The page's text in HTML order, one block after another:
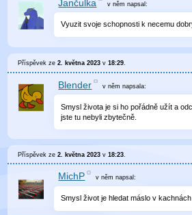
Jančulka v němnapsal:
Vyuzit svoje schopnosti k necemu
Příspěvek ze2. května 2023 v18:29.
Blender v němnapsala:
Smysl života je si ho pořádně užít a
jste tu nebyli zbytečně.
Příspěvek ze2. května 2023 v18:23
MichP v němnapsal:
Smysl život je hledat máslo v kachnách